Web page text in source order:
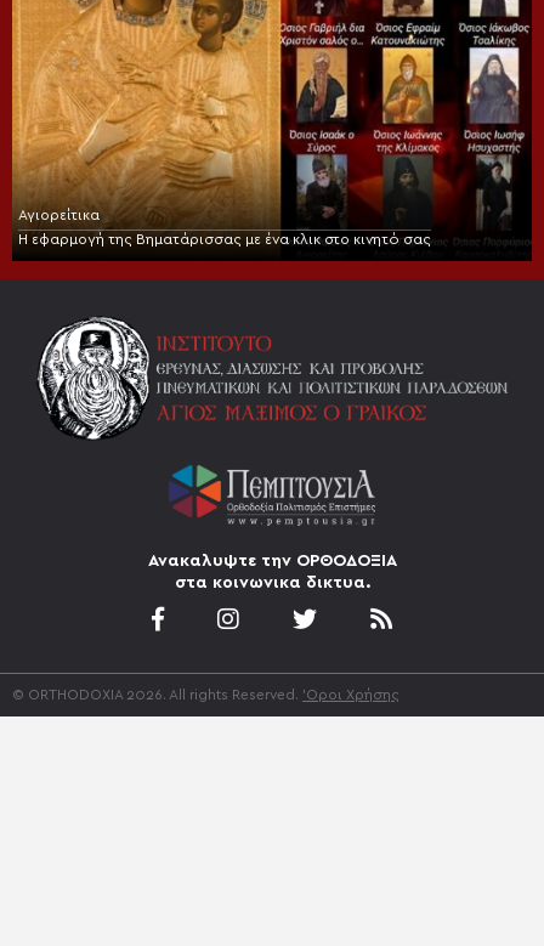
Αγιορείτικα
Η εφαρμογή της Βηματάρισσας με ένα κλικ στο κινητό σας
Ανακαλυψτε την ΟΡΘΟΔΟΞΙΑ
στα κοινωνικα δικτυα.
© ORTHODOXIA 2026. All rights Reserved. 'Οροι Χρήσης